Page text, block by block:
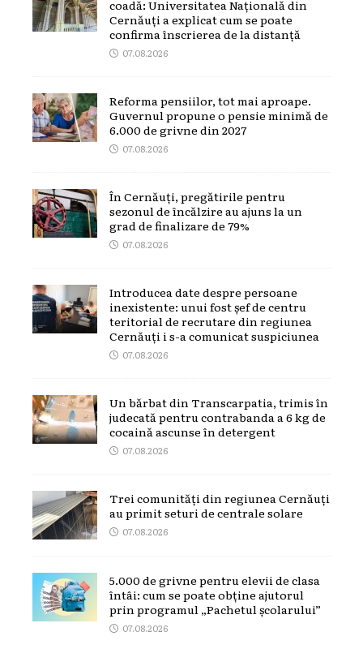
coadă: Universitatea Națională din
Cernăuți a explicat cum se poate
confirma înscrierea de la distanță
07.08.2026
Reforma pensiilor, tot mai aproape.
Guvernul propune o pensie minimă de
6.000 de grivne din 2027
07.08.2026
În Cernăuți, pregătirile pentru
sezonul de încălzire au ajuns la un
grad de finalizare de 79%
07.08.2026
Introducea date despre persoane
inexistente: unui fost șef de centru
teritorial de recrutare din regiunea
Cernăuți i s-a comunicat suspiciunea
07.08.2026
Un bărbat din Transcarpatia, trimis în
judecată pentru contrabanda a 6 kg de
cocaină ascunse în detergent
07.08.2026
Trei comunități din regiunea Cernăuți
au primit seturi de centrale solare
07.08.2026
5.000 de grivne pentru elevii de clasa
întâi: cum se poate obține ajutorul
prin programul „Pachetul școlarului”
07.08.2026